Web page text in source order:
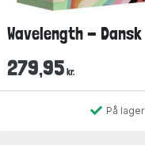
Wavelength - Dansk
279,95 kr.
På lager